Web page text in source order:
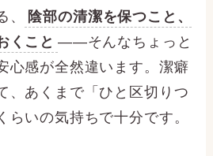
、
陰部の清潔を保つこと、
くこと ――そんなちょっと
心感が全然違います。潔癖
、あくまで「ひと区切りつ
らいの気持ちで十分です。